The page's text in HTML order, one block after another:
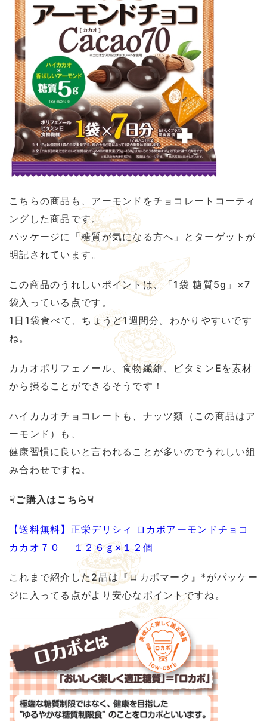
こちらの商品も、アーモンドをチョコレートコーティ
ングした商品です。
パッケージに「糖質が気になる方へ」とターゲットが
明記されています。
この商品のうれしいポイントは、「1袋 糖質5g」×7
袋入っている点です。
1日1袋食べて、ちょうど1週間分。わかりやすいです
ね。
カカオポリフェノール、食物繊維、ビタミンEを素材
から摂ることができるそうです！
ハイカカオチョコレートも、ナッツ類（この商品はア
ーモンド）も、
健康習慣に良いと言われることが多いのでうれしい組
み合わせですね。
☟ご購入はこちら☟
【送料無料】正栄デリシィ ロカボアーモンドチョコ
カカオ７０ １２６ｇ×１２個
これまで紹介した2品は『ロカボマーク』*がパッケー
ジに入ってる点がより安心なポイントですね。